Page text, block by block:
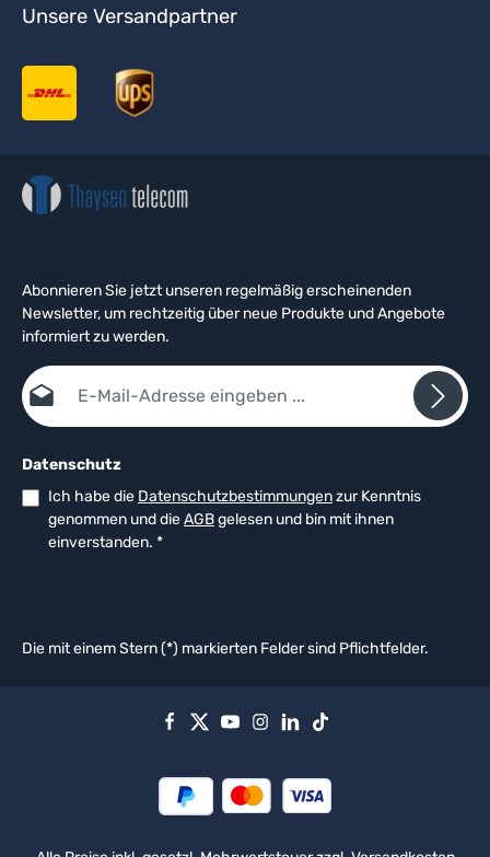
Unsere Versandpartner
Abonnieren Sie jetzt unseren regelmäßig erscheinenden
Newsletter, um rechtzeitig über neue Produkte und Angebote
informiert zu werden.
E-Mail-Adresse*
Datenschutz
Ich habe die Datenschutzbestimmungenzur Kenntnis
genommen und dieAGBgelesen und bin mit ihnen
einverstanden. *
Die mit einem Stern (*) markierten Felder sind Pflichtfelder.